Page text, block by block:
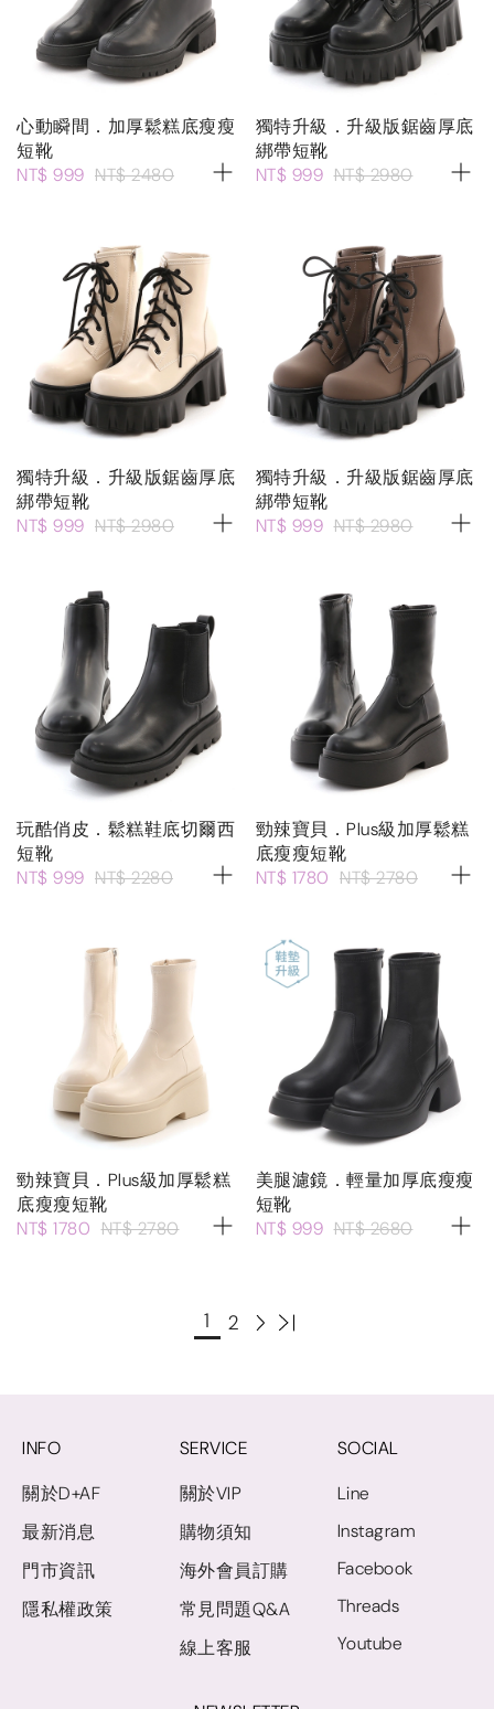
心動瞬間．加厚鬆糕底瘦瘦
短靴
NT$ 999 NT$ 2480
獨特升級．升級版鋸齒厚底
綁帶短靴
NT$ 999 NT$ 2980
獨特升級．升級版鋸齒厚底
綁帶短靴
NT$ 999 NT$ 2980
獨特升級．升級版鋸齒厚底
綁帶短靴
NT$ 999 NT$ 2980
玩酷俏皮．鬆糕鞋底切爾西
短靴
NT$ 999 NT$ 2280
勁辣寶貝．Plus級加厚鬆糕
底瘦瘦短靴
NT$ 1780 NT$ 2780
勁辣寶貝．Plus級加厚鬆糕
底瘦瘦短靴
NT$ 1780 NT$ 2780
美腿濾鏡．輕量加厚底瘦瘦
短靴
NT$ 999 NT$ 2680
1 2
INFO
關於D+AF
最新消息
門市資訊
隱私權政策
SERVICE
關於VIP
購物須知
海外會員訂購
常見問題Q&A
線上客服
SOCIAL
Line
Instagram
Facebook
Threads
Youtube